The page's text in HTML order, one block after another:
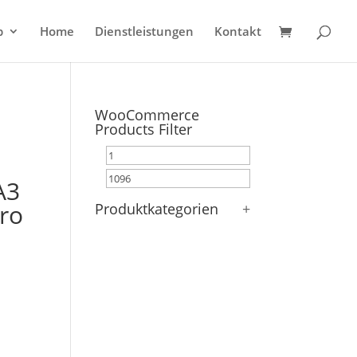
Home Dienstleistungen Kontakt
WooCommerce
Products Filter
Produktkategorien +